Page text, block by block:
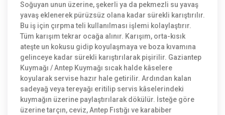
Soğuyan unun üzerine, şekerli ya da pekmezli su yavaş
yavaş eklenerek pürüzsüz olana kadar sürekli karıştırılır.
Bu iş için çırpma teli kullanılması işlemi kolaylaştırır.
Tüm karışım tekrar ocağa alınır. Karışım, orta-kısık
ateşte un kokusu gidip koyulaşmaya ve boza kıvamına
gelinceye kadar sürekli karıştırılarak pişirilir. Gaziantep
Kuymağı / Antep Kuymağı sıcak halde kâselere
koyularak servise hazır hale getirilir. Ardından kalan
sadeyağ veya tereyağı eritilip servis kâselerindeki
kuymağın üzerine paylaştırılarak dökülür. İsteğe göre
üzerine tarçın, ceviz, Antep Fıstığı ve karabiber